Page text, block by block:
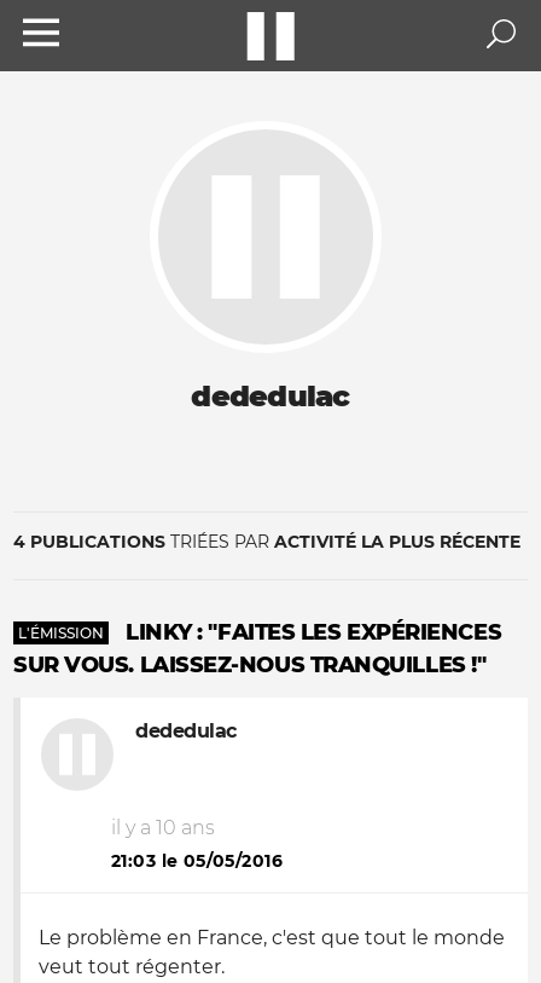
dededulac
4 PUBLICATIONS TRIÉES PAR ACTIVITÉ LA PLUS RÉCENTE
L'ÉMISSION
LINKY : "FAITES LES EXPÉRIENCES
SUR VOUS. LAISSEZ-NOUS TRANQUILLES !"
dededulac
il y a 10 ans
21:03 le 05/05/2016
Le problème en France, c'est que tout le monde
veut tout régenter.